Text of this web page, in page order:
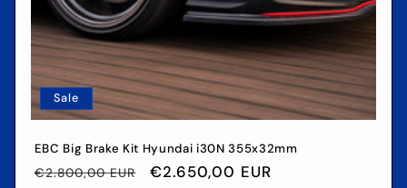
Sale
EBC Big Brake Kit Hyundai i30N 355x32mm
Normaler
€2.800,00 EUR Verkaufspreis
€2.650,00 EUR